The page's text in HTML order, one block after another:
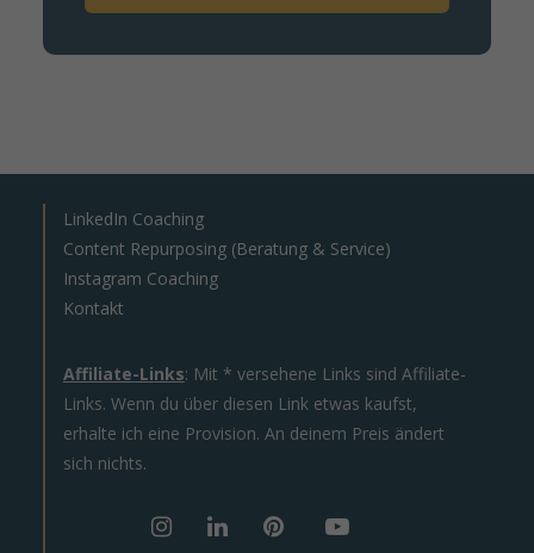
LinkedIn Coaching
Content Repurposing (Beratung & Service)
Instagram Coaching
Kontakt
Affiliate-Links: Mit * versehene Links sind Affiliate-
Links. Wenn du über diesen Link etwas kaufst,
erhalte ich eine Provision. An deinem Preis ändert
sich nichts.